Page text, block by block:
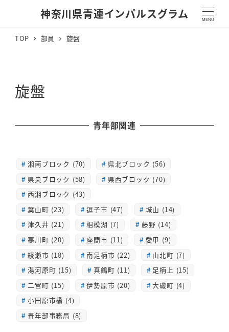
神奈川県青連インパルスグラム MENU
TOP 部員 旋盤
旋盤
青年部関連
湘南ブロック (70)
県北ブロック (56)
県央ブロック (58)
県西ブロック (70)
西湘ブロック (43)
葉山町 (23)
逗子市 (47)
城山 (14)
津久井 (21)
相模湖 (7)
藤野 (14)
寒川町 (20)
座間市 (11)
愛甲 (9)
綾瀬市 (18)
南足柄市 (22)
山北町 (7)
湯河原町 (15)
真鶴町 (11)
足柄上 (15)
二宮町 (15)
伊勢原市 (20)
大磯町 (4)
小田原市橘 (4)
青年部事務局 (8)